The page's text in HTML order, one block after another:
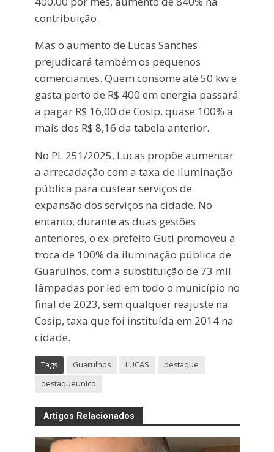
contribuição.
Mas o aumento de Lucas Sanches
prejudicará também os pequenos
comerciantes. Quem consome até 50 kw e
gasta perto de R$ 400 em energia passará
a pagar R$ 16,00 de Cosip, quase 100% a
mais dos R$ 8,16 da tabela anterior.
No PL 251/2025, Lucas propõe aumentar
a arrecadação com a taxa de iluminação
pública para custear serviços de
expansão dos serviços na cidade. No
entanto, durante as duas gestões
anteriores, o ex-prefeito Guti promoveu a
troca de 100% da iluminação pública de
Guarulhos, com a substituição de 73 mil
lâmpadas por led em todo o município no
final de 2023, sem qualquer reajuste na
Cosip, taxa que foi instituída em 2014 na
cidade.
Tags Guarulhos LUCAS
destaque
destaqueunico
Artigos Relacionados